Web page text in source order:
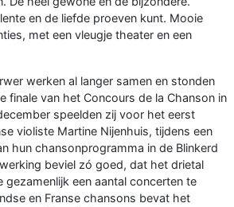
en de liefde proeven kunt. Mooie
met een vleugje theater en een
werken al langer samen en stonden
finale van het Concours de la Chanson in
speelden zij voor het eerst
violiste Martine Nijenhuis, tijdens een
hun chansonprogramma in de Blinkerd
beviel zó goed, dat het drietal
gezamenlijk een aantal concerten te
en Franse chansons bevat het